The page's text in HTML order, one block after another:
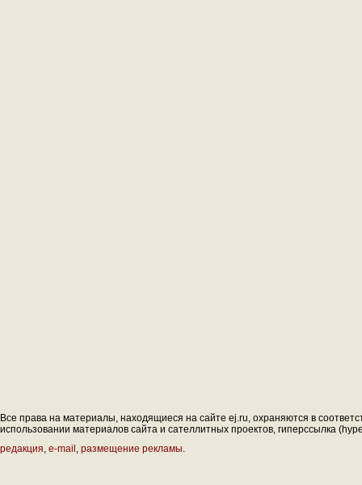
Все права на материалы, находящиеся на сайте ej.ru, охраняются в
использовании материалов сайта и сателлитных проектов, гиперссылка
редакция, e-mail , размещение рекламы.